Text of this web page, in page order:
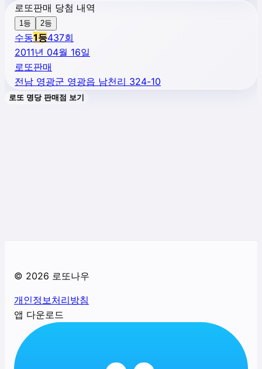
로또판매 당첨 내역
1등 2등
수동1등437회
2011년 04월 16일
로또판매
전남 영광군 영광읍 남천리 324-10
로또 명당 판매점 보기
© 2026 로또나우
개인정보처리방침
앱 다운로드